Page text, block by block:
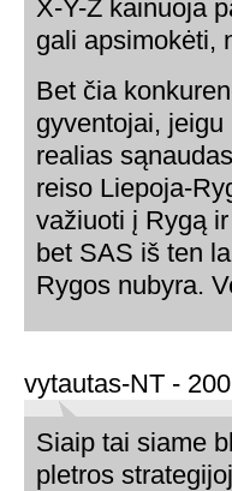
X-Y-Z kainuoja
gali apsimokėti,
Bet čia
gyventojai,
realias
reiso Liepoja-
važiuoti į Rygą
bet SAS iš ten
Rygos nubyra.
vytautas-NT -
Siaip tai siame
pletros